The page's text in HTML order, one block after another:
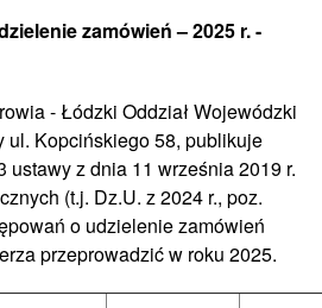
zamówień – 2025 r. -
- Łódzki Oddział Wojewódzki
ul. Kopcińskiego 58, publikuje
ustawy z dnia 11 września 2019 r.
(t.j. Dz.U. z 2024 r., poz.
o udzielenie zamówień
przeprowadzić w roku 2025.